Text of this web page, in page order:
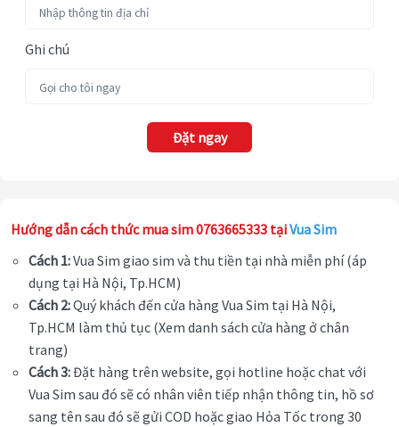
Ghi chú
Đặt ngay
Hướng dẫn cách thức mua sim 0763665333 tạiVua Sim
Cách 1:Vua Sim giao sim và thu tiền tại nhà miễn phí (áp
dụng tại Hà Nội, Tp.HCM)
Cách 2:Quý khách đến cửa hàng Vua Sim tại Hà Nội,
Tp.HCM làm thủ tục (Xem danh sách cửa hàng ở chân
trang)
Cách 3:Đặt hàng trên website, gọi hotline hoặc chat với
Vua Sim sau đó sẽ có nhân viên tiếp nhận thông tin, hồ sơ
sang tên sau đó sẽ gửi COD hoặc giao Hỏa Tốc trong 30